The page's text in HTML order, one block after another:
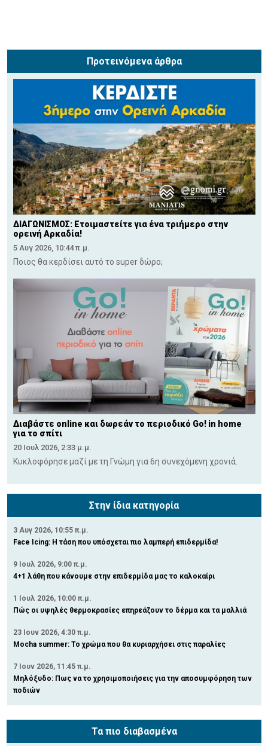
Προτεινόμενα άρθρα
ΔΙΑΓΩΝΙΣΜΟΣ: Ετοιμαστείτε για ένα τριήμερο στην
ορεινή Αρκαδία!
5 Αυγ 2026, 10:44 π.μ.
Ποιος θα κερδίσει αυτό το super δώρο;
Διαβάστε online και δωρεάν το περιοδικό Go! in home
για το σπίτι
20 Ιουλ 2026, 2:33 μ.μ.
Κυκλοφόρησε μαζί με τη Γνώμη για 6η συνεχόμενη χρονιά.
Στην ίδια κατηγορία
3 Αυγ 2026, 10:55 π.μ.
Face Icing: Η τάση που υπόσχεται πιο λαμπερή επιδερμίδα!
9 Ιουλ 2026, 9:00 π.μ.
4+1 λάθη που κάνουμε στην επιδερμίδα μας το καλοκαίρι
1 Ιουλ 2026, 10:00 π.μ.
Πώς οι υψηλές θερμοκρασίες επηρεάζουν το δέρμα και τα μαλλιά
23 Ιουν 2026, 4:30 π.μ.
Mocha summer: Το χρώμα που θα κυριαρχήσει στις παραλίες
7 Ιουν 2026, 11:45 π.μ.
Μηλόξυδο: Πως να το χρησιμοποιήσεις για την αποσυμφόρηση των
ποδιών
Τα πιο διαβασμένα